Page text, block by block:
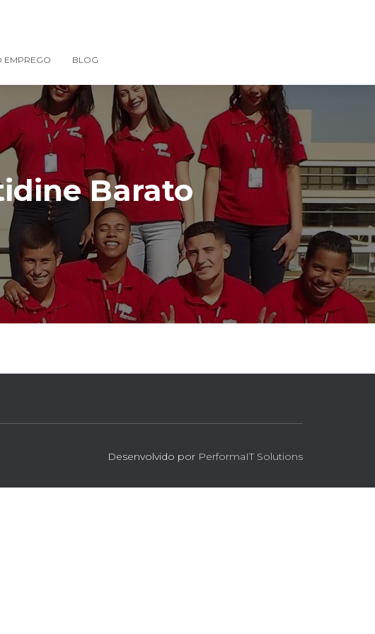
EMPREGO BLOG
Barato
Desenvolvido por PerformaIT Solutions